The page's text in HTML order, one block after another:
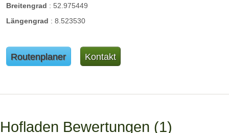
Breitengrad : 52.975449
Längengrad : 8.523530
Routenplaner Kontakt
Hofladen Bewertungen 1